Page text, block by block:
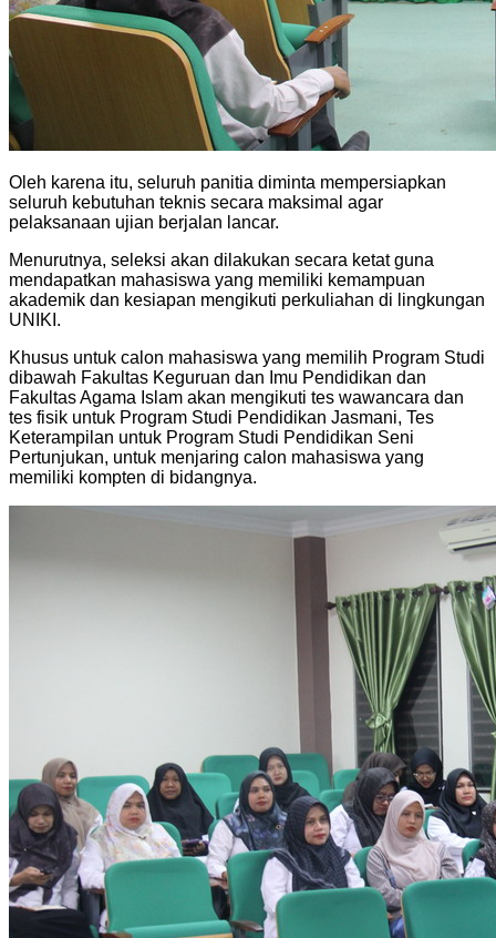
Oleh karena itu, seluruh panitia diminta mempersiapkan
seluruh kebutuhan teknis secara maksimal agar
pelaksanaan ujian berjalan lancar.
Menurutnya, seleksi akan dilakukan secara ketat guna
mendapatkan mahasiswa yang memiliki kemampuan
akademik dan kesiapan mengikuti perkuliahan di lingkungan
UNIKI.
Khusus untuk calon mahasiswa yang memilih Program Studi
dibawah Fakultas Keguruan dan Imu Pendidikan dan
Fakultas Agama Islam akan mengikuti tes wawancara dan
tes fisik untuk Program Studi Pendidikan Jasmani, Tes
Keterampilan untuk Program Studi Pendidikan Seni
Pertunjukan, untuk menjaring calon mahasiswa yang
memiliki kompten di bidangnya.